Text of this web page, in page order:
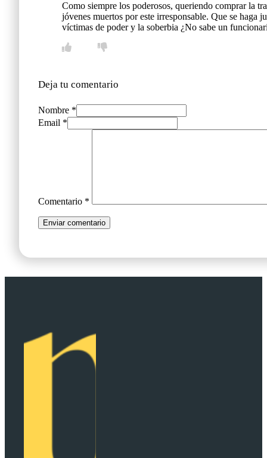
Como siempre los poderosos, queriendo comprar la
jóvenes muertos por este irresponsable. Que se
víctimas de poder y la soberbia ¿No sabe un
Deja tu comentario
Nombre *
Email *
Comentario *